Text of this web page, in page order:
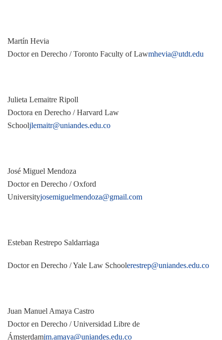
Martín Hevia
Doctor en Derecho / Toronto Faculty of Lawmhevia@utdt.edu
Julieta Lemaitre Ripoll
Doctora en Derecho / Harvard Law
Schooljlemaitr@uniandes.edu.co
José Miguel Mendoza
Doctor en Derecho / Oxford
Universityjosemiguelmendoza@gmail.com
Esteban Restrepo Saldarriaga
Doctor en Derecho / Yale Law Schoolerestrep@uniandes.edu.co
Juan Manuel Amaya Castro
Doctor en Derecho / Universidad Libre de
Ámsterdamjm.amaya@uniandes.edu.co